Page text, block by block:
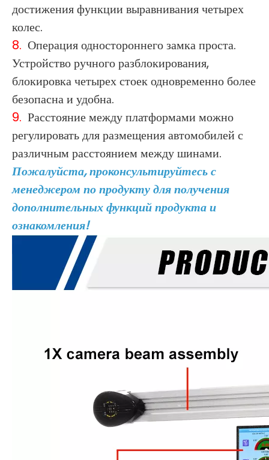
достижения функции выравнивания четырех
колес.
8. Операция одностороннего замка проста.
Устройство ручного разблокирования,
блокировка четырех стоек одновременно более
безопасна и удобна.
9. Расстояние между платформами можно
регулировать для размещения автомобилей с
различным расстоянием между шинами.
Пожалуйста, проконсультируйтесь с
менеджером по продукту для получения
дополнительных функций продукта и
ознакомления!